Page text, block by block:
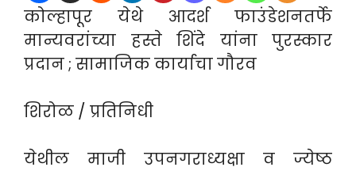
कोल्हापूर येथे आदर्श फाउंडेशनतर्फे
मान्यवरांच्या हस्ते शिंदे यांना पुरस्कार
प्रदान ; सामाजिक कार्याचा गौरव
शिरोळ / प्रतिनिधी
येथील माजी उपनगराध्यक्षा व ज्येष्ठ